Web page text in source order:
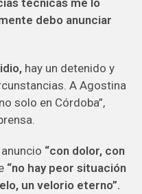
técnicas me lo
debo anunciar
hay un detenido y
A Agostina
solo en Córdoba”,
“con dolor, con
“no hay peor situación
un velorio eterno”.